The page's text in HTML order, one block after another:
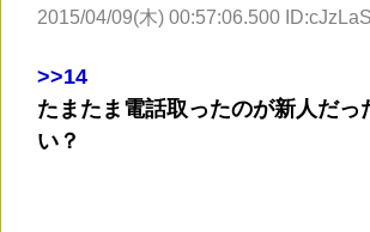
2015/04/09(木) 00:57:06.500
>>14
たまたま電話取ったのが新人だっ
い？